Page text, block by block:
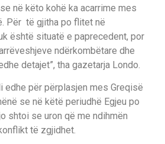
në këto kohë ka acarrime mes
Për të gjitha po flitet në
është situatë e paprecedent, por
ndërkombëtare dhe
detajet”, tha gazetarja Londo.
edhe për përplasjen mes Greqisë
se në këtë periudhë Egjeu po
shtoi se uron që me ndihmën
të zgjidhet.